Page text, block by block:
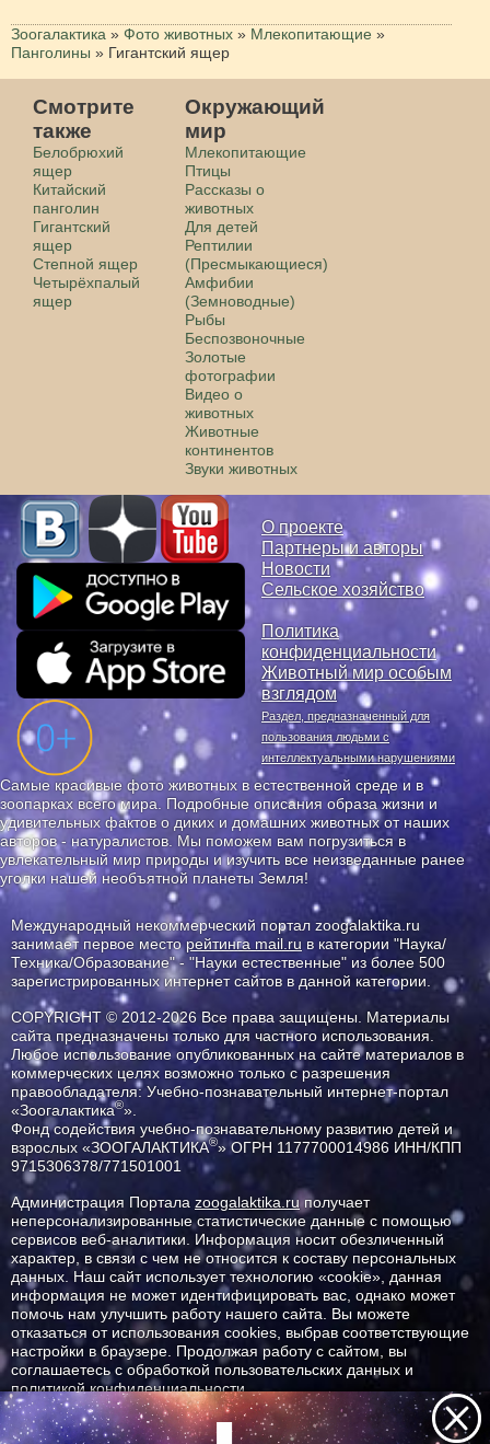
Зоогалактика » Фото животных » Млекопитающие »
Панголины » Гигантский ящер
Смотрите
также
Белобрюхий
ящер
Китайский
панголин
Гигантский
ящер
Степной ящер
Четырёхпалый
ящер
Окружающий
мир
Млекопитающие
Птицы
Рассказы о
животных
Для детей
Рептилии
(Пресмыкающиеся)
Амфибии
(Земноводные)
Рыбы
Беспозвоночные
Золотые
фотографии
Видео о
животных
Животные
континентов
Звуки животных
О проекте
Партнеры и авторы
Новости
Сельское хозяйство
Политика
конфиденциальности
Животный мир особым
взглядом
Раздел, предназначенный для
пользования людьми с
интеллектуальными нарушениями
Самые красивые фото животных в естественной среде и в
зоопарках всего мира. Подробные описания образа жизни и
удивительных фактов о диких и домашних животных от наших
авторов - натуралистов. Мы поможем вам погрузиться в
увлекательный мир природы и изучить все неизведанные ранее
уголки нашей необъятной планеты Земля!
Международный некоммерческий портал zoogalaktika.ru
занимает первое месторейтинга mail.ru в категории "Наука/
Техника/Образование" - "Науки естественные" из более 500
зарегистрированных интернет сайтов в данной категории.
COPYRIGHT © 2012-2026 Все права защищены. Материалы
сайта предназначены только для частного использования.
Любое использование опубликованных на сайте материалов в
коммерческих целях возможно только с разрешения
правообладателя: Учебно-познавательный интернет-портал
«Зоогалактика®».
Фонд содействия учебно-познавательному развитию детей и
взрослых «ЗООГАЛАКТИКА®» ОГРН 1177700014986 ИНН/КПП
9715306378/771501001
Администрация Портала zoogalaktika.ruполучает
неперсонализированные статистические данные с помощью
сервисов веб-аналитики. Информация носит обезличенный
характер, в связи с чем не относится к составу персональных
данных. Наш сайт использует технологию «cookie», данная
информация не может идентифицировать вас, однако может
помочь нам улучшить работу нашего сайта. Вы можете
отказаться от использования cookies, выбрав соответствующие
настройки в браузере. Продолжая работу с сайтом, вы
соглашаетесь с обработкой пользовательских данных и
политикой конфиденциальности.